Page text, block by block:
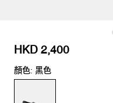
HKD 2,400
顏色: 黑色